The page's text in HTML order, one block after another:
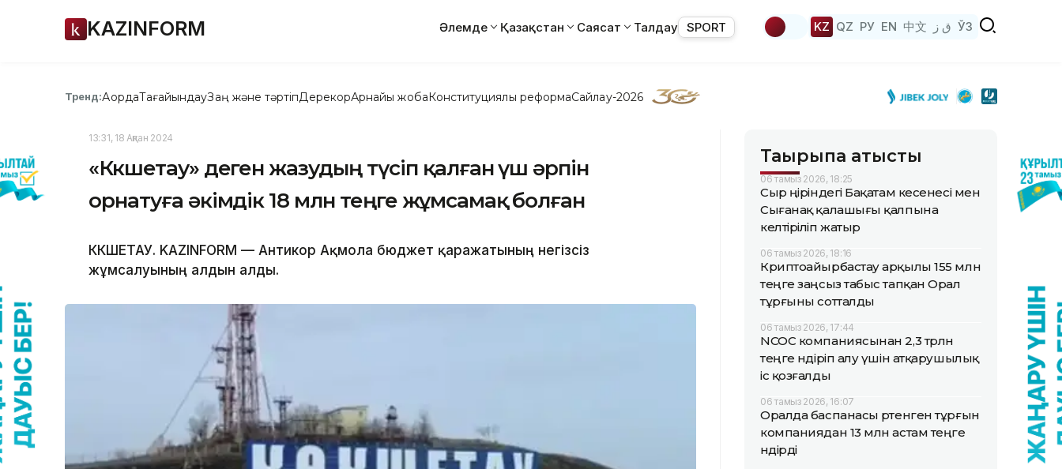
KAZINFORM Әлемде Қазақстан Саясат Талдау SPORT KZ QZ РУ EN 中文 ق ز ЎЗ
Тренд:АқордаТағайындауЗаң және тәртіпДерекқорАрнайы жобаКонституциялық реформаСайлау-2026
13:31, 18 Ақпан 2024
«Көкшетау» деген жазудың түсіп қалған үш әрпін
орнатуға әкімдік 18 млн теңге жұмсамақ болған
КӨКШЕТАУ. KAZINFORM — Антикор Ақмола бюджет қаражатының негізсіз
жұмсалуының алдын алды.
Тақырыпқа қатысты
06 тамыз 2026, 18:25
Сыр өңіріндегі Бақатам кесенесі мен
Сығанақ қалашығы қалпына
келтіріліп жатыр
06 тамыз 2026, 18:16
Криптоайырбастау арқылы 155 млн
теңге заңсыз табыс тапқан Орал
тұрғыны сотталды
06 тамыз 2026, 17:44
NCOC компаниясынан 2,3 трлн
теңге өндіріп алу үшін атқарушылық
іс қозғалды
06 тамыз 2026, 16:07
Оралда баспанасы өртенген тұрғын
компаниядан 13 млн астам теңге
өндірді